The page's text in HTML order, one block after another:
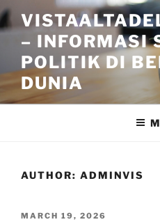
Skip
to
content– INFORMASI
POLITIK DI
DUNIA
AUTHOR: ADMINVIS
POSTED
MARCH 19, 2026